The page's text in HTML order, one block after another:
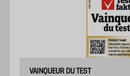
VAINQUEUR DU TEST